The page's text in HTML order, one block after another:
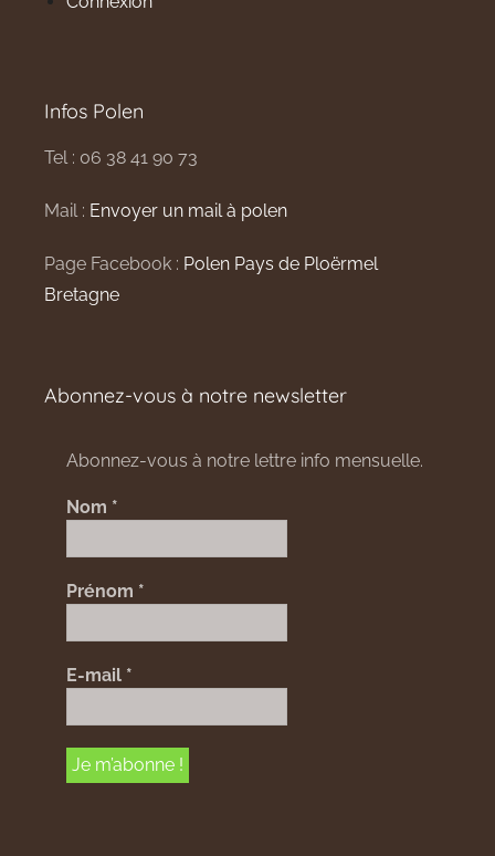
Infos Polen
Tel : 06 38 41 90 73
Mail : Envoyer un mail à polen
Page Facebook : Polen Pays de Ploërmel
Bretagne
Abonnez-vous à notre newsletter
Abonnez-vous à notre lettre info mensuelle.
Nom *
Prénom *
E-mail *